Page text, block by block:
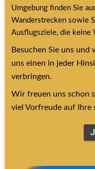
Umgebung finden Sie
Wanderstrecken sowie
Ausflugsziele, die keine
Besuchen Sie uns und
uns einen in jeder
verbringen.
Wir freuen uns schon
viel Vorfreude auf Ihre